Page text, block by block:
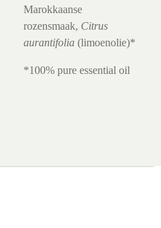
Marokkaanse
rozensmaak, Citrus
aurantifolia (limoenolie)*
*100% pure essential oil